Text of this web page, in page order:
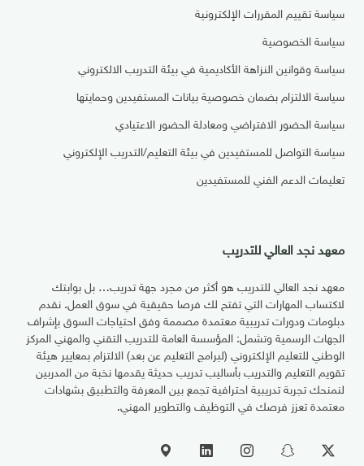
سياسة تقييم المقررات الإلكترونية
سياسة الخصوصية
سياسة وقوانين النزاهة الأكاديمية في بيئة التدريب الالكتروني
سياسة الالتزام بضمان خصوصية بيانات المستفيدين وحمايتها
سياسة الحضور الافتراضي ومعادلة الحضور الاعتيادي
سياسة التواصل للمستفيدين في بيئة التعليم/التدريب الإلكتروني
تعليمات الدعم الفني للمستفيدين
معهد نجد العالي للتدريب
معهد نجد العالي للتدريب هو أكثر من مجرد جهة تدريب… بل بوابتك
لاكتساب المهارات التي تفتح لك فرصا حقيقية في سوق العمل. نقدم
دبلومات ودورات تدريبية معتمدة مصممة وفق احتياجات السوق بإشراف
الجهات الرسمية وتشمل: المؤسسة العامة للتدريب التقني والمهني المركز
الوطني للتعليم الإلكتروني (لبرامج التعليم عن بعد) الالتزام بمعايير هيئة
تقويم التعليم والتدريب بأساليب تدريب حديثة يقدمها نخبة من المدربين
لنمنحك تجربة تدريبية احترافية تجمع بين المعرفة والتطبيق بشهادات
معتمدة تعزز فرصك في التوظيف والتطوير المهني.